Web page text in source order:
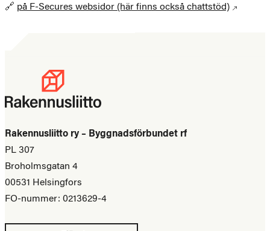
🔗 på F-Secures websidor (här finns också chattstöd)
Rakennusliitto ry – Byggnadsförbundet rf
PL 307
Broholmsgatan 4
00531 Helsingfors
FO-nummer: 0213629-4